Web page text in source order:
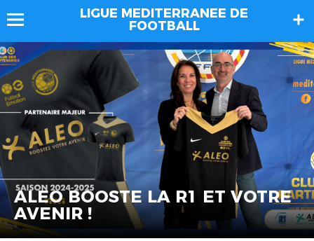
LIGUE MEDITERRANEE DE
FOOTBALL
ALEO BOOSTE LA R1 ET VOTRE
AVENIR !